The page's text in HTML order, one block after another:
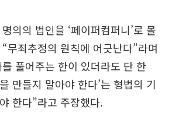
의의 법인을 ‘페이퍼컴퍼니’로 몰
무죄추정의 원칙에 어긋난다”라며
풀어주는 한이 있더라도 단 한
만들지 말아야 한다’는 형법의 기
한다”라고 주장했다.